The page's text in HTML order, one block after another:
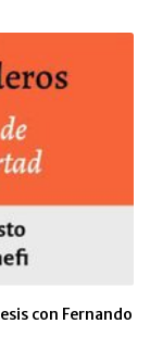
con Fernando